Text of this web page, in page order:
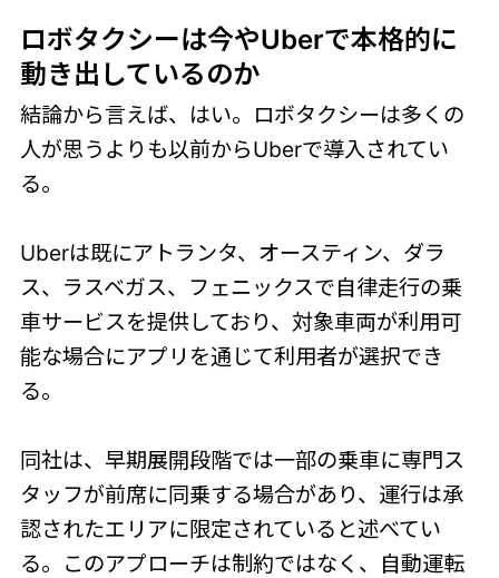
ロボタクシーは今やUberで本格的に
動き出しているのか
結論から言えば、はい。ロボタクシーは多くの
人が思うよりも以前からUberで導入されてい
る。
Uberは既にアトランタ、オースティン、ダラ
ス、ラスベガス、フェニックスで自律走行の乗
車サービスを提供しており、対象車両が利用可
能な場合にアプリを通じて利用者が選択でき
る。
同社は、早期展開段階では一部の乗車に専門ス
タッフが前席に同乗する場合があり、運行は承
認されたエリ アに限定されていると述べてい
る。このアプローチは制約ではなく、自動運転